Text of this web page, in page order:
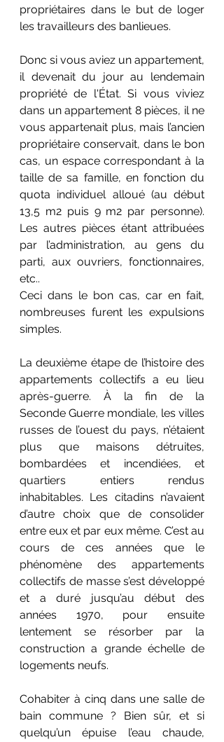
propriétaires dans le but de loger
les travailleurs des banlieues.
Donc si vous aviez un appartement,
il devenait du jour au lendemain
propriété de l'État. Si vous viviez
dans un appartement 8 pièces, il ne
vous appartenait plus, mais l’ancien
propriétaire conservait, dans le bon
cas, un espace correspondant à la
taille de sa famille, en fonction du
quota individuel alloué (au début
13,5 m2 puis 9 m2 par personne).
Les autres pièces étant attribuées
par l’administration, au gens du
parti, aux ouvriers, fonctionnaires,
etc..
Ceci dans le bon cas, car en fait,
nombreuses furent les expulsions
simples.
La deuxième étape de l’histoire des
appartements collectifs a eu lieu
après-guerre. À la fin de la
Seconde Guerre mondiale, les villes
russes de l’ouest du pays, n’étaient
plus que maisons détruites,
bombardées et incendiées, et
quartiers entiers rendus
inhabitables. Les citadins n’avaient
d’autre choix que de consolider
entre eux et par eux même. C’est au
cours de ces années que le
phénomène des appartements
collectifs de masse s’est développé
et a duré jusqu’au début des
années 1970, pour ensuite
lentement se résorber par la
construction a grande échelle de
logements neufs.
Cohabiter à cinq dans une salle de
bain commune ? Bien sûr, et si
quelqu’un épuise l’eau chaude,